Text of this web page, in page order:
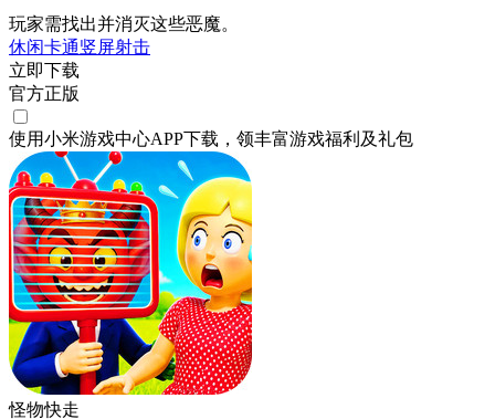
玩家需找出并消灭这些恶魔。
休闲卡通竖屏射击
立即下载
官方正版
使用小米游戏中心APP下载 ，领丰富游戏福利 及礼包
怪物快走